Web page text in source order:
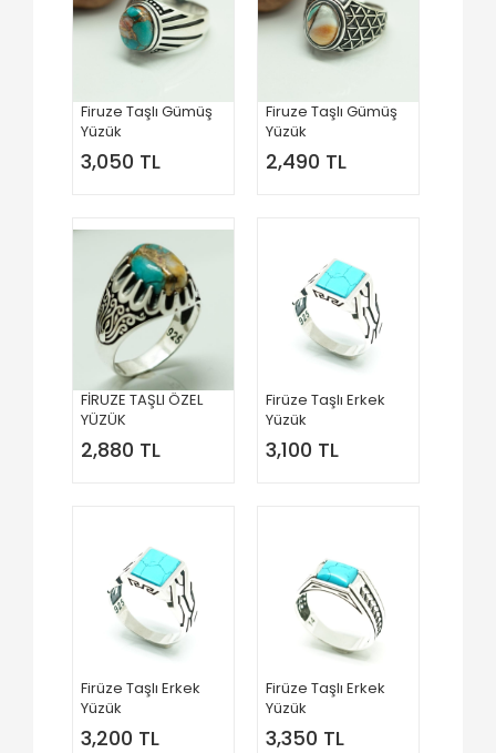
Firuze Taşlı Gümüş
Yüzük
3,050 TL
Firuze Taşlı Gümüş
Yüzük
2,490 TL
FİRUZE TAŞLI ÖZEL
YÜZÜK
2,880 TL
Firüze Taşlı Erkek
Yüzük
3,100 TL
Firüze Taşlı Erkek
Yüzük
3,200 TL
Firüze Taşlı Erkek
Yüzük
3,350 TL